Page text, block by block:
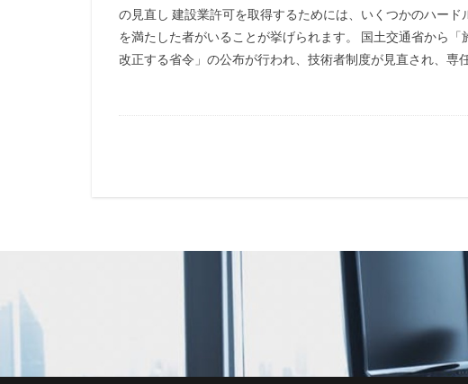
の見直し 建設業許可を取得するためには、いくつかのハー
を満たした者がいることが挙げられます。 国土交通省から
改正する省令」の公布が行われ、技術者制度が見直され、